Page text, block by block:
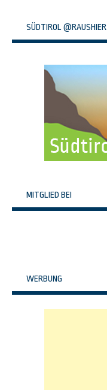
SÜDTIROL @RAUSHIER
MITGLIED BEI
WERBUNG